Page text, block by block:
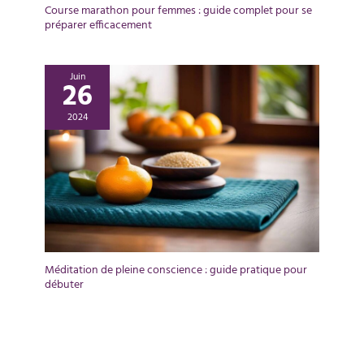
Course marathon pour femmes : guide complet pour se
préparer efficacement
Juin
26
2024
Méditation de pleine conscience : guide pratique pour
débuter